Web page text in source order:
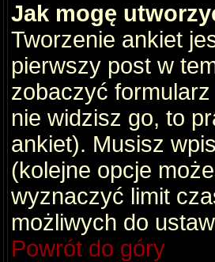
Jak mogę
Tworzenie ankiet
pierwszy post w
zobaczyć formularz
nie widzisz go, to
ankiet). Musisz
(kolejne opcje
wyznaczyć limit
możliwych do
Powrót do góry